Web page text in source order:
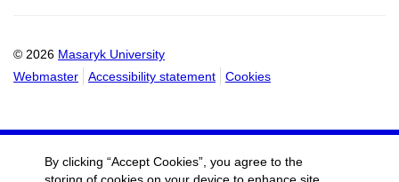
© 2026 Masaryk University
Webmaster
Accessibility statement Cookies
By clicking “Accept Cookies”, you agree to the